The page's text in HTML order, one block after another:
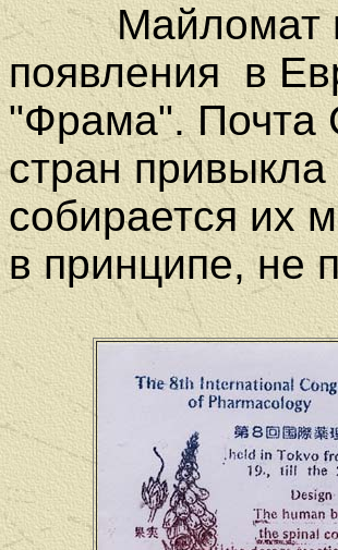
Майломат
появления в
"Фрама".Почта
стран
собирается их
в принципе, не